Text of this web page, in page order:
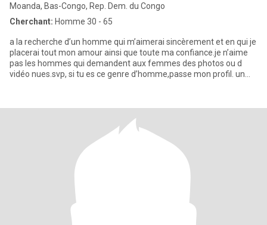
Moanda, Bas-Congo, Rep. Dem. du Congo
Cherchant: Homme 30 - 65
a la recherche d’un homme qui m’aimerai sincèrement et en qui je
placerai tout mon amour ainsi que toute ma confiance.je n’aime
pas les hommes qui demandent aux femmes des photos ou d
vidéo nues.svp, si tu es ce genre d’homme,passe mon profil. un